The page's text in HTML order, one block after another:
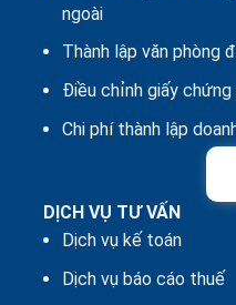
ngoài
Thành lập văn phòng
Điều chỉnh giấy
Chi phí thành lập
DỊCH VỤ TƯ VẤN
Dịch vụ kế toán
Dịch vụ báo cáo thuế